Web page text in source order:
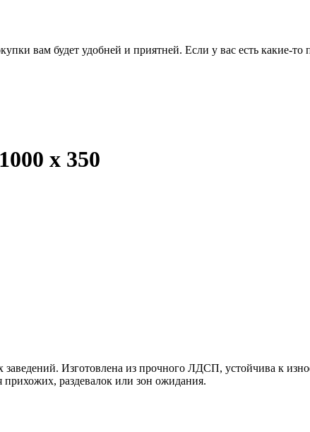
вам будет удобней и приятней. Если у вас есть какие-
х 350
Изготовлена из прочного ЛДСП, устойчива к
прихожих, раздевалок или зон ожидания.